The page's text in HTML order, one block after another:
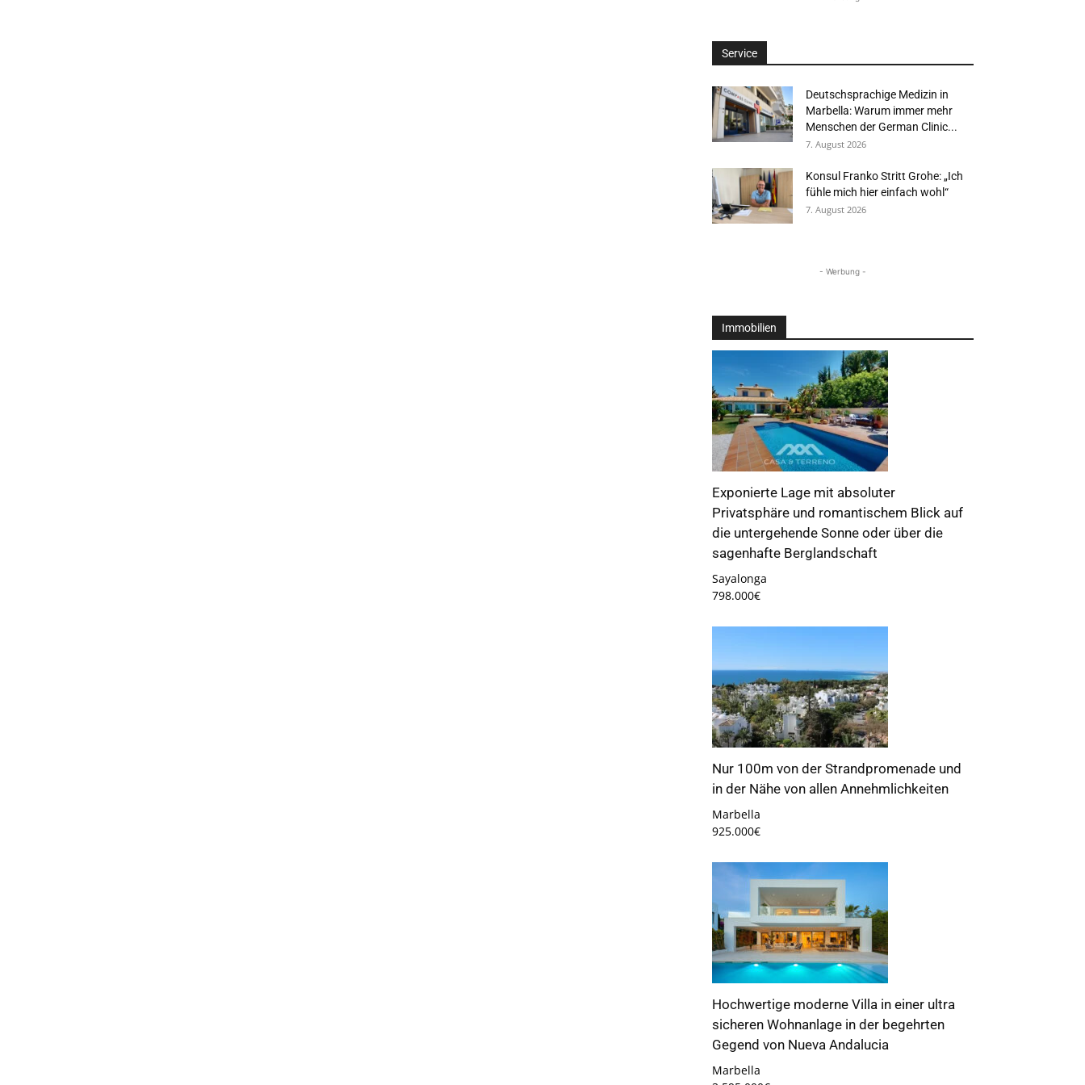
Service
Deutschsprachige Medizin in
Marbella: Warum immer mehr
Menschen der German Clinic...
7. August 2026
Konsul Franko Stritt Grohe: „Ich
fühle mich hier einfach wohl“
7. August 2026
- Werbung -
Immobilien
Exponierte Lage mit absoluter
Privatsphäre und romantischem Blick auf
die untergehende Sonne oder über die
sagenhafte Berglandschaft
Sayalonga
798.000€
Nur 100m von der Strandpromenade und
in der Nähe von allen Annehmlichkeiten
Marbella
925.000€
Hochwertige moderne Villa in einer ultra
sicheren Wohnanlage in der begehrten
Gegend von Nueva Andalucia
Marbella